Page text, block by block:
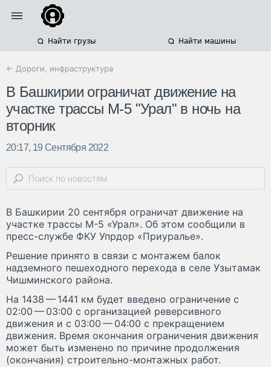
Найти грузы Найти машины
← Дороги, инфраструктура
В Башкирии ограничат движение на
участке трассы М-5 "Урал" в ночь на
вторник
20:17, 19 Сентября 2022
В Башкирии 20 сентября ограничат движение на
участке трассы М-5 «Урал». Об этом сообщили в
пресс-службе ФКУ Упрдор «Приуралье».
Решение принято в связи с монтажем балок
надземного пешеходного перехода в селе Узытамак
Чишминского района.
На 1438 — 1441 км будет введено ограничение с
02:00 — 03:00 с организацией реверсивного
движения и с 03:00 — 04:00 с прекращением
движения. Время окончания ограничения движения
может быть изменено по причине продолжения
(окончания) строительно-монтажных работ.